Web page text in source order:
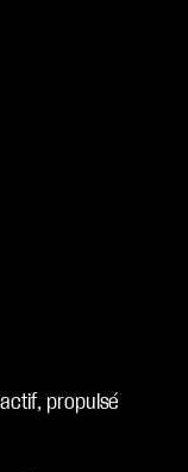
propulsé